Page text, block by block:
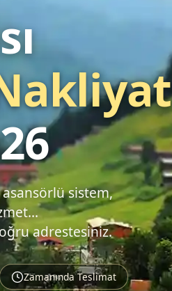
asansörlü sistem,
adrestesiniz.
Zamanında Teslimat